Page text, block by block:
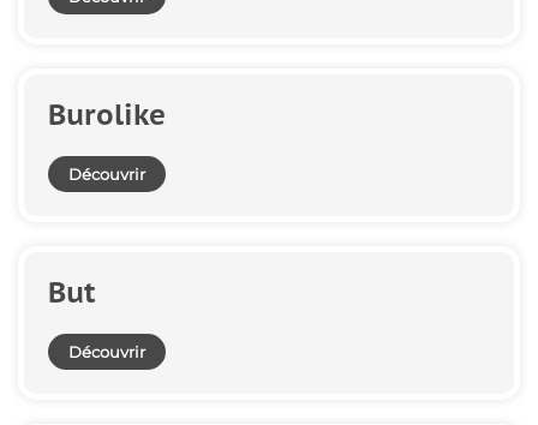
Burolike
Découvrir
But
Découvrir